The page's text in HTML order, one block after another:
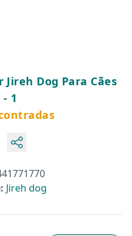
Dog Para Cães
1
Jireh dog